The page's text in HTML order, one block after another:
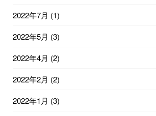
2022年7月 (1)
2022年5月 (3)
2022年4月 (2)
2022年2月 (2)
2022年1月 (3)